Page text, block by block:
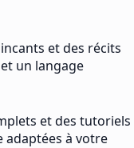
et des récits
un langage
et des tutoriels
adaptées à votre